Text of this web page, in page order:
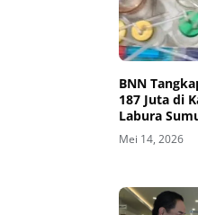
BNN
187 Juta di
Labura
Mei 14, 2026